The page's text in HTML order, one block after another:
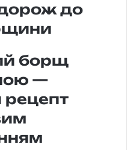
до
борщ
—
рецепт